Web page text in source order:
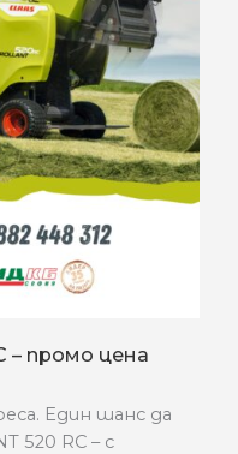
– промо цена
Един шанс да
520 RC – с